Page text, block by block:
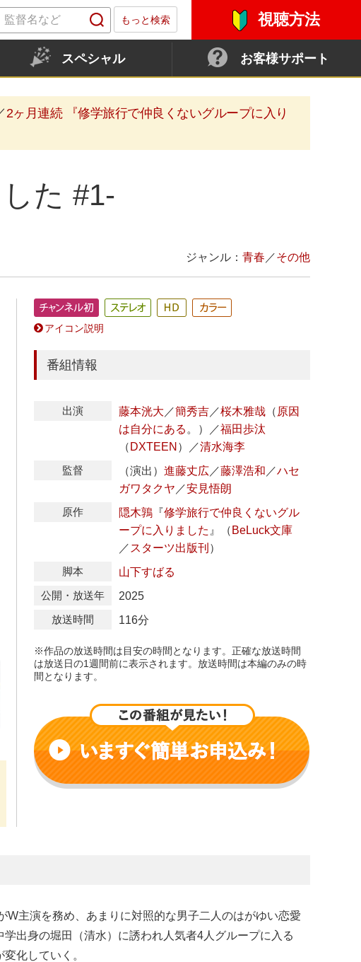
もっと検索 視聴方法
スペシャル お客様サポート
2ヶ月連続 『修学旅行で仲良くないグループに入り
た #1-
ジャンル： 青春 ／その他
アイコン説明
番組情報
出演 藤本洸大 ／簡秀吉／桜木雅哉（ 原因
は自分にある 。 ） ／福田歩汰
（ DXTEEN ） ／清水海李
監督
（演出） 進藤丈広／藤澤浩和 ／ハセ
ガワタクヤ ／安見悟朗
原作
隠木鶉『修学旅行で仲良くないグル
ープに入りました 』 （ BeLuck文庫
／ スターツ出版刊 ）
脚本
山下すばる
公開・放送年
2025
放送時間
116分
※作品の放送時間は目安の時間となります。正確な放送時間
は放送日の1週間前に表示されます。放送時間は本編のみの時
間となります。
主演を務め、あまりに対照的な男子二人のはがゆい恋愛
出身の堀田（清水）に誘われ人気者4人グループに入る
化していく。